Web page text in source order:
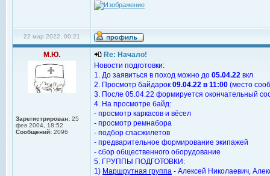
22 мар 2022, 00:21
М.Ю.
Зарегистрирован: 25
фев 2004, 18:52
Сообщений: 2096
Re: Начало!
Новости подготовки:
1. До заявиться в поход можно до 05.04.22 вкл
2. Просмотр байдарок 09.04.22 в 11:00 (место
3. После 05.04.22 формируется окончательный
4. На просмотре байд:
- просмотр каркасов и вёсел
- просмотр ремнабора
- подбор спасжилетов
- предварительное формирование экипажей
- сбор общественного оборудование
5. ГРУППЫ ПОДГОТОВКИ:
1) Маршрутная группа - Алексей Николаевич,